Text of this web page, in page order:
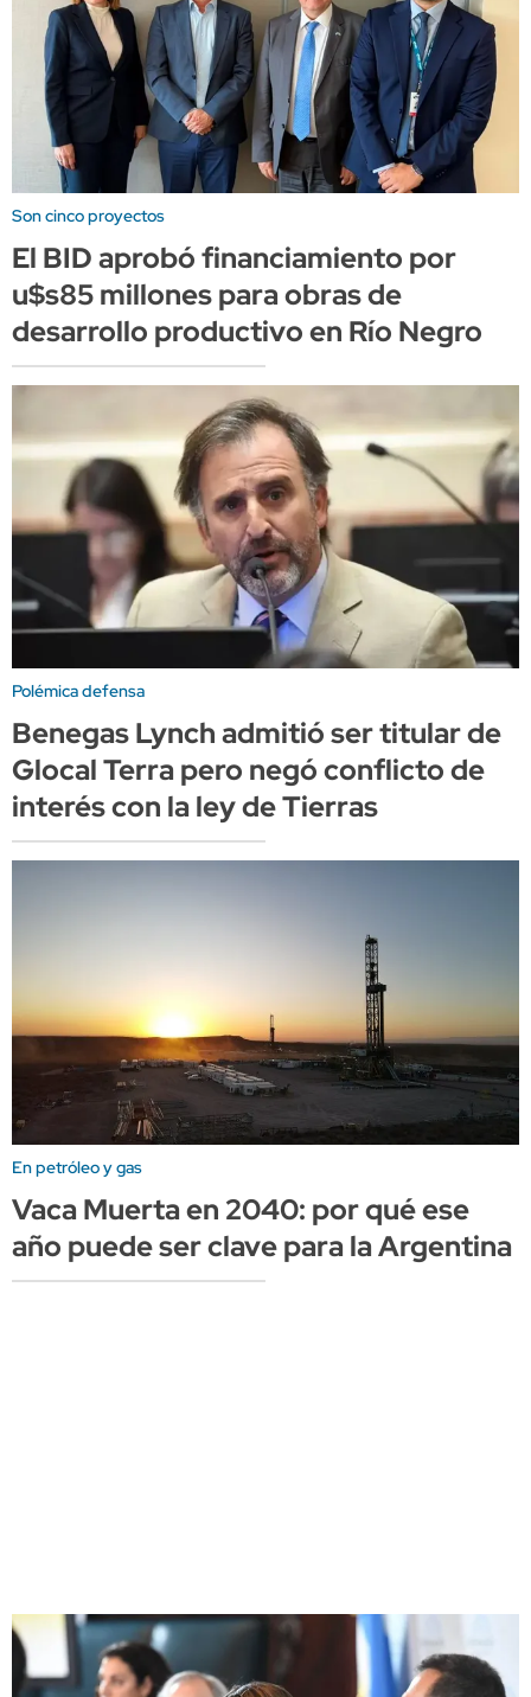
Son cinco proyectos
El BID aprobó financiamiento por
u$s85 millones para obras de
desarrollo productivo en Río Negro
Polémica defensa
Benegas Lynch admitió ser titular de
Glocal Terra pero negó conflicto de
interés con la ley de Tierras
En petróleo y gas
Vaca Muerta en 2040: por qué ese
año puede ser clave para la Argentina